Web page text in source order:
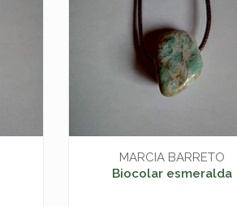
MARCIA BARRETO
Biocolar esmeralda